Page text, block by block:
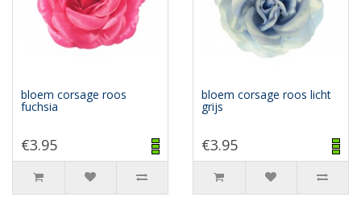
bloem corsage roos
fuchsia
€3.95
bloem corsage roos licht
grijs
€3.95